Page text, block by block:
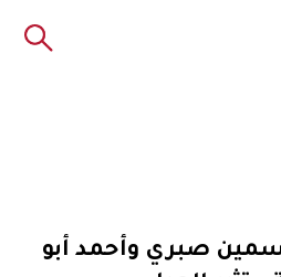
صبري وأحمد أبو